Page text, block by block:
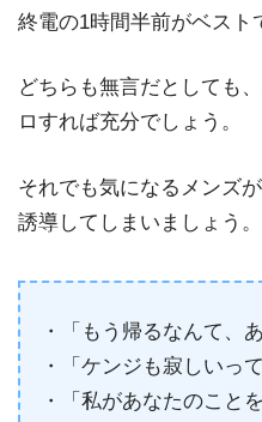
終電の1時間半前がベスト
どちらも無言だとしても
ロすれば充分でしょう。
それでも気になるメンズ
誘導してしまいましょう。
・「もう帰るなんて、
・「ケンジも寂しいっ
・「私があなたのこと